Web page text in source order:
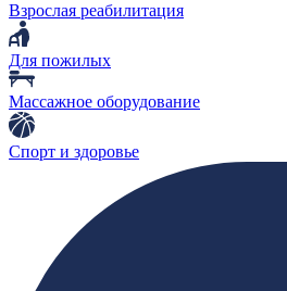
Взрослая реабилитация
Для пожилых
Массажное оборудование
Спорт и здоровье